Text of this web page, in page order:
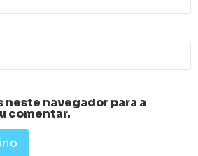
neste navegador para a
comentar.